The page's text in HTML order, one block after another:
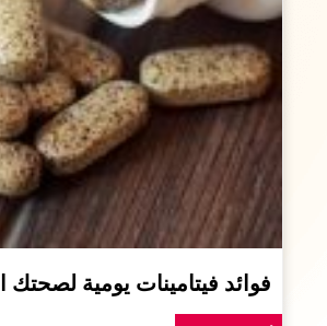
فوائد فيتامينات يومية لصحتك